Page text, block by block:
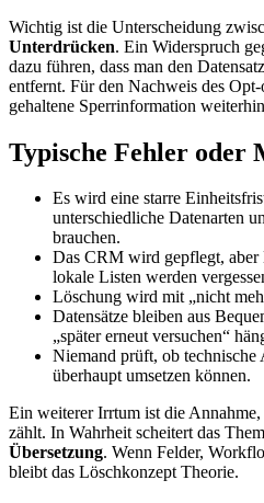
Wichtig ist die Unterscheidung
Unterdrücken. Ein Widerspruch
dazu führen, dass man den
entfernt. Für den Nachweis des
gehaltene Sperrinformation
Typische Fehler oder
Es wird eine starre
unterschiedliche Datenarten
brauchen.
Das CRM wird gepflegt, aber
lokale Listen werden
Löschung wird mit „nicht
Datensätze bleiben aus
„später erneut versuchen“
Niemand prüft, ob
überhaupt umsetzen können.
Ein weiterer Irrtum ist die
zählt. In Wahrheit scheitert das
Übersetzung. Wenn Felder,
bleibt das Löschkonzept Theorie.